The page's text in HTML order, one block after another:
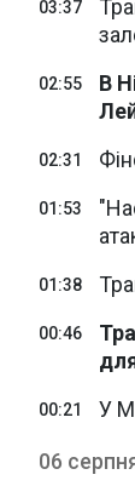
03:37
02:55
В
02:31
01:53
01:38
00:46
00:21 У
06